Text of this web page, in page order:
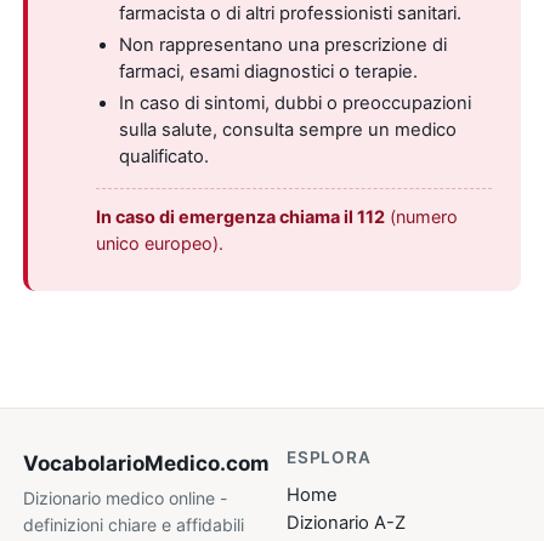
farmacista o di altri professionisti sanitari.
Non rappresentano una prescrizione di
farmaci, esami diagnostici o terapie.
In caso di sintomi, dubbi o preoccupazioni
sulla salute, consulta sempre un medico
qualificato.
In caso di emergenza chiama il 112 (numero
unico europeo).
VocabolarioMedico.com
Dizionario medico online -
definizioni chiare e affidabili
ESPLORA
Home
Dizionario A-Z